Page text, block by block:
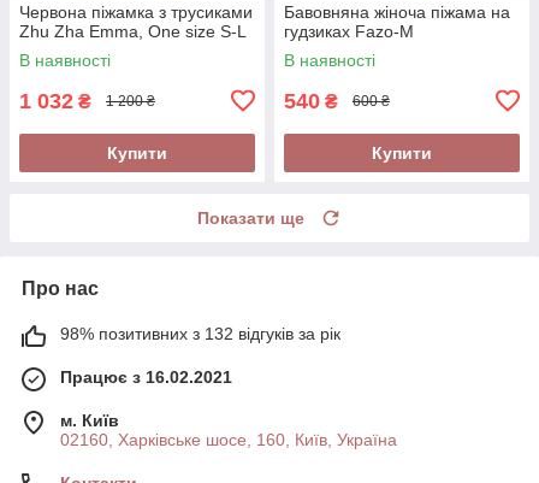
Червона піжамка з трусиками
Zhu Zha Emma, One size S-L
В наявності
1 032 ₴ 1 200 ₴
Купити
Бавовняна жіноча піжама на
гудзиках Fazo-M
В наявності
540 ₴ 600 ₴
Купити
Показати ще
Про нас
98% позитивних з 132 відгуків за рік
Працює з 16.02.2021
м. Київ
02160, Харківське шосе, 160, Київ, Україна